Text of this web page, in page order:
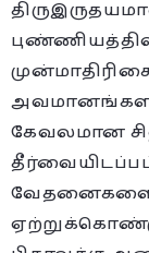
கேவலமான
வேதனைகளை